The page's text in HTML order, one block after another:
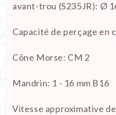
avant-trou (S235JR): Ø
Capacité de perçage en
Cône Morse: CM 2
Mandrin: 1 - 16 mm B16
Vitesse approximative